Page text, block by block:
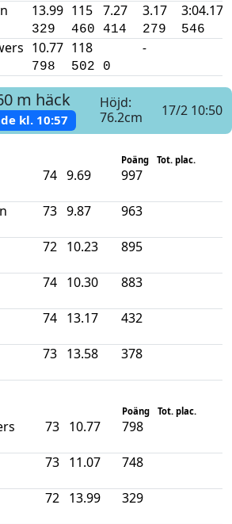
13.99
329
115
460
7.27
414
3.17
279
3:04.17
546
10.77
798
118
502 0
-
m häck
kl. 10:57
Höjd:
76.2cm
17/2 10:50
Poäng Tot. plac.
74 9.69 997
73 9.87 963
72 10.23 895
74 10.30 883
74 13.17 432
73 13.58 378
Poäng Tot. plac.
73 10.77 798
73 11.07 748
72 13.99 329